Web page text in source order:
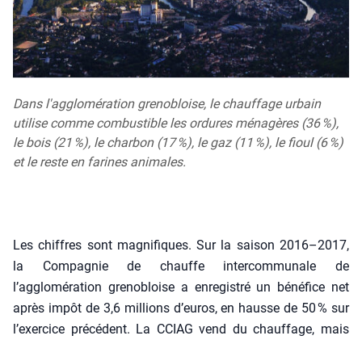
Dans l'agglomération grenobloise, le chauffage urbain
utilise comme combustible les ordures ménagères (36 %),
le bois (21 %), le charbon (17 %), le gaz (11 %), le fioul (6 %)
et le reste en farines animales.
Les chiffres sont magni­fiques. Sur la sai­son 2016–2017,
la Com­pa­gnie de chauffe inter­com­mu­nale de
l’agglomération gre­no­bloise a enre­gis­tré un béné­fice net
après impôt de 3,6 mil­lions d’euros, en hausse de 50 % sur
l’exercice pré­cé­dent. La CCIAG vend du chauf­fage, mais